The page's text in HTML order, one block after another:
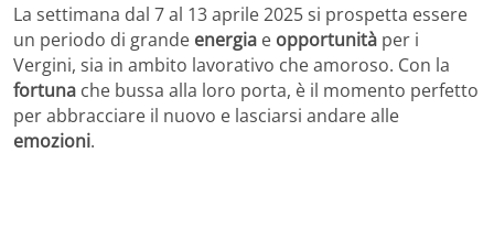
La settimana dal 7 al 13 aprile 2025 si prospetta essere
un periodo di grande energia e opportunità per i
Vergini, sia in ambito lavorativo che amoroso. Con la
fortuna che bussa alla loro porta, è il momento perfetto
per abbracciare il nuovo e lasciarsi andare alle
emozioni.